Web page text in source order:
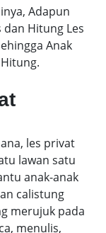
Adapun
dan Hitung Les
Anak
les privat
lawan satu
anak-anak
calistung
merujuk pada
menulis,